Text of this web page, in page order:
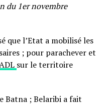
du 1er novembre
que l’Etat a mobilisé les
; pour parachever et
sur le territoire
Batna ; Belaribi a fait